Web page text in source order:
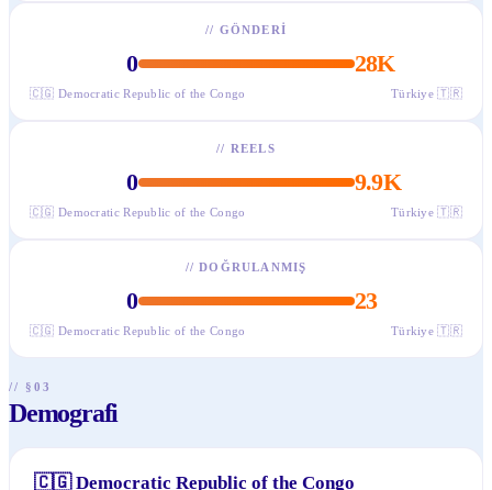
// GÖNDERI
0 28K
🇨🇬 Democratic Republic of the Congo Türkiye 🇹🇷
// REELS
0 9.9K
🇨🇬 Democratic Republic of the Congo Türkiye 🇹🇷
//DOĞRULANMIŞ
0 23
🇨🇬 Democratic Republic of the Congo Türkiye 🇹🇷
// §03
Demografi
🇨🇬 Democratic Republic of the Congo